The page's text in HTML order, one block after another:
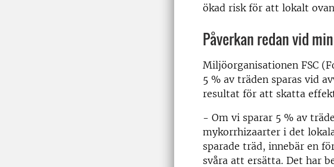
ökad risk för att lokalt
Påverkan redan vid
Miljöorganisationen FSC
5 % av träden sparas vid
resultat för att skatta
- Om vi sparar 5 % av
mykorrhizaarter i det
sparade träd, innebär en
svåra att ersätta. Det har